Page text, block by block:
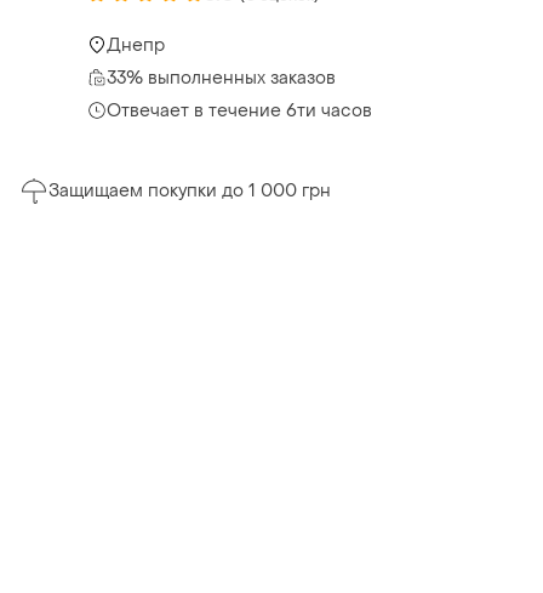
Днепр
33% выполненных заказов
Отвечает в течение 6ти часов
Защищаем покупки до 1 000 грн